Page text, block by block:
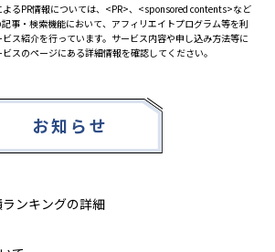
るPR情報については、<PR>、<sponsored contents>など
事・検索機能において、アフィリエイトプログラム等を利
ス紹介を行っています。サービス内容や申し込み方法等に
スのページにある詳細情報を確認してください。
お知らせ
ンキングの詳細